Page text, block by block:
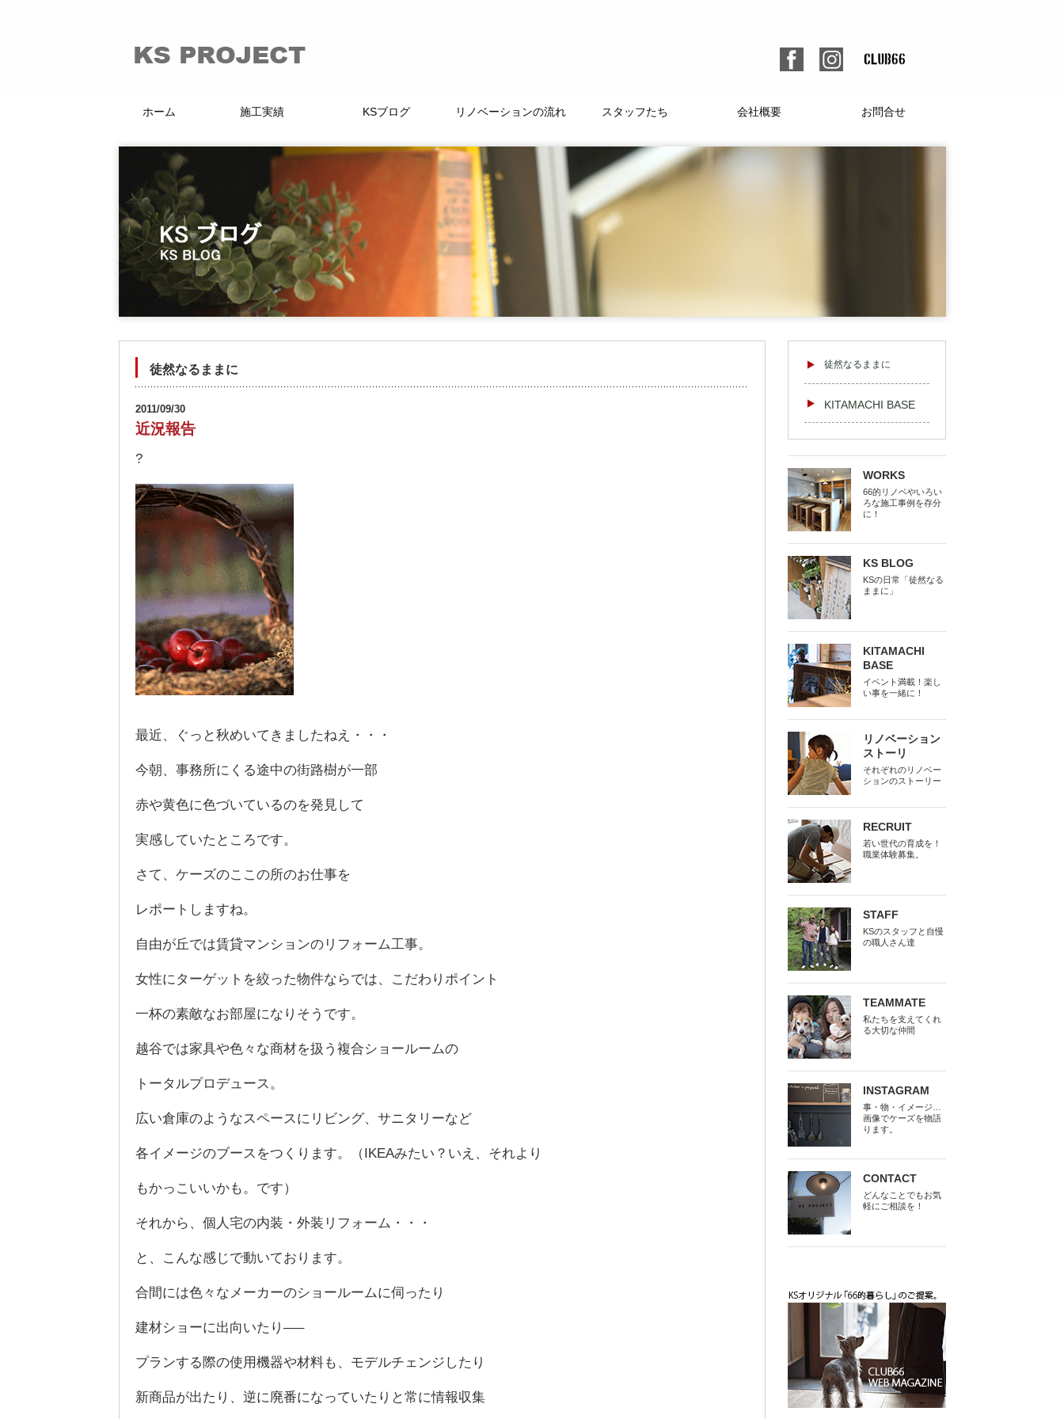
ホーム 施工実績 KSブログ リノベーションの流れ スタッフたち 会社概要 お問合せ
徒然なるままに
2011/09/30
近況報告
?
最近、ぐっと秋めいてきましたねえ・・・
今朝、事務所にくる途中の街路樹が一部
赤や黄色に色づいているのを発見して
実感していたところです。
さて、ケーズのここの所のお仕事を
レポートしますね。
自由が丘では賃貸マンションのリフォーム工事。
女性にターゲットを絞った物件ならでは、こだわりポイント
一杯の素敵なお部屋になりそうです。
越谷では家具や色々な商材を扱う複合ショールームの
トータルプロデュース。
広い倉庫のようなスペースにリビング、サニタリーなど
各イメージのブースをつくります。（IKEAみたい？いえ、それより
もかっこいいかも。です）
それから、個人宅の内装・外装リフォーム・・・
と、こんな感じで動いております。
合間には色々なメーカーのショールームに伺ったり
建材ショーに出向いたり—–
プランする際の使用機器や材料も、モデルチェンジしたり
新商品が出たり、逆に廃番になっていたりと常に情報収集
徒然なるままに
KITAMACHI BASE
WORKS
66的リノベやいろい
ろな施工事例を存分
に！
KS BLOG
KSの日常「徒然なる
ままに」
KITAMACHI
BASE
イベント満載！楽し
い事を一緒に！
リノベーション
ストーリ
それぞれのリノベー
ションのストーリー
RECRUIT
若い世代の育成を！
職業体験募集。
STAFF
KSのスタッフと自慢
の職人さん達
TEAMMATE
私たちを支えてくれ
る大切な仲間
INSTAGRAM
事・物・イメージ…
画像でケーズを物語
ります。
CONTACT
どんなことでもお気
軽にご相談を！